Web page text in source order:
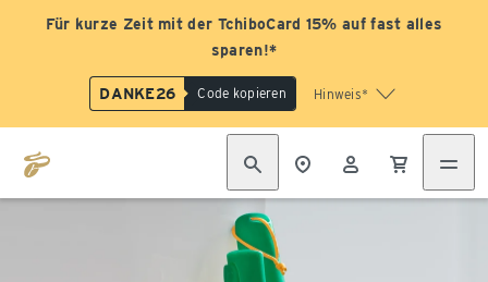
Für kurze Zeit mit der TchiboCard 15% auf fast alles
sparen!*
DANKE26 Code kopieren Hinweis*